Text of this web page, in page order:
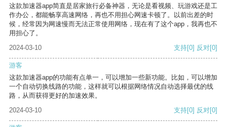
这款加速器app简直是居家旅行必备神器，无论是看视频、玩游戏还是工
作办公，都能畅享高速网络，再也不用担心网速卡顿了。以前出差的时
候，经常因为网速慢而无法正常使用网络，现在有了这个app，我再也不
用担心了。
2024-03-10
支持[0] 反对[0]
游客
这款加速器app的功能有点单一，可以增加一些新功能。比如，可以增加
一个自动切换线路的功能，这样就可以根据网络情况自动选择最优的线
路，从而获得更好的加速效果。
2024-03-10
支持[0] 反对[0]